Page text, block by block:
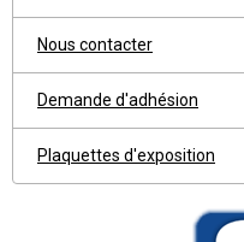
Nous contacter
Demande d'adhésion
Plaquettes d'exposition